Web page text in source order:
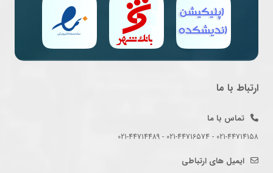
ارتباط با ما
تماس با ما
021-44714158 - 021-44716574 - 021-44714489
ایمیل های ارتباطی